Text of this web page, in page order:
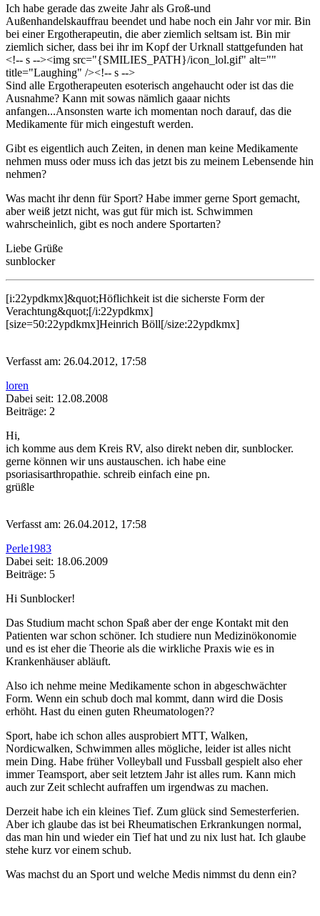
Ich habe gerade das zweite Jahr als Groß-und
Außenhandelskauffrau beendet und habe noch ein Jahr vor mir. Bin
bei einer Ergotherapeutin, die aber ziemlich seltsam ist. Bin mir
ziemlich sicher, dass bei ihr im Kopf der Urknall stattgefunden hat
<!-- s --><img src="{SMILIES_PATH}/icon_lol.gif" alt=""
title="Laughing" /><!-- s -->
Sind alle Ergotherapeuten esoterisch angehaucht oder ist das die
Ausnahme? Kann mit sowas nämlich gaaar nichts
anfangen...Ansonsten warte ich momentan noch darauf, das die
Medikamente für mich eingestuft werden.
Gibt es eigentlich auch Zeiten, in denen man keine Medikamente
nehmen muss oder muss ich das jetzt bis zu meinem Lebensende hin
nehmen?
Was macht ihr denn für Sport? Habe immer gerne Sport gemacht,
aber weiß jetzt nicht, was gut für mich ist. Schwimmen
wahrscheinlich, gibt es noch andere Sportarten?
Liebe Grüße
sunblocker
[i:22ypdkmx]&quot;Höflichkeit ist die sicherste Form der
Verachtung&quot;[/i:22ypdkmx]
[size=50:22ypdkmx]Heinrich Böll[/size:22ypdkmx]
Verfasst am: 26.04.2012, 17:58
loren
Dabei seit: 12.08.2008
Beiträge: 2
Hi,
ich komme aus dem Kreis RV, also direkt neben dir, sunblocker.
gerne können wir uns austauschen. ich habe eine
psoriasisarthropathie. schreib einfach eine pn.
grüßle
Verfasst am: 26.04.2012, 17:58
Perle1983
Dabei seit: 18.06.2009
Beiträge: 5
Hi Sunblocker!
Das Studium macht schon Spaß aber der enge Kontakt mit den
Patienten war schon schöner. Ich studiere nun Medizinökonomie
und es ist eher die Theorie als die wirkliche Praxis wie es in
Krankenhäuser abläuft.
Also ich nehme meine Medikamente schon in abgeschwächter
Form. Wenn ein schub doch mal kommt, dann wird die Dosis
erhöht. Hast du einen guten Rheumatologen??
Sport, habe ich schon alles ausprobiert MTT, Walken,
Nordicwalken, Schwimmen alles mögliche, leider ist alles nicht
mein Ding. Habe früher Volleyball und Fussball gespielt also eher
immer Teamsport, aber seit letztem Jahr ist alles rum. Kann mich
auch zur Zeit schlecht aufraffen um irgendwas zu machen.
Derzeit habe ich ein kleines Tief. Zum glück sind Semesterferien.
Aber ich glaube das ist bei Rheumatischen Erkrankungen normal,
das man hin und wieder ein Tief hat und zu nix lust hat. Ich glaube
stehe kurz vor einem schub.
Was machst du an Sport und welche Medis nimmst du denn ein?